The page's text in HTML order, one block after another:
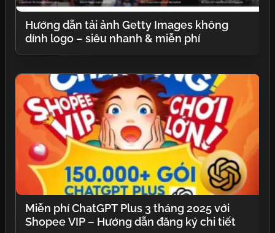
Hướng dẫn tải ảnh Getty Images không
dính logo – siêu nhanh & miễn phí
Miễn phí ChatGPT Plus 3 tháng 2025 với
Shopee VIP – Hướng dẫn đăng ký chi tiết